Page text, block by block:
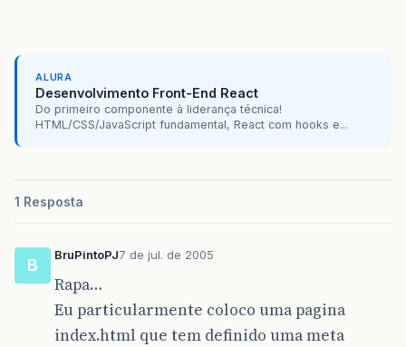
ALURA
Desenvolvimento Front-End React
Do primeiro componente à liderança técnica!
HTML/CSS/JavaScript fundamental, React com hooks e...
1 Resposta
B
BruPintoPJ7 de jul. de 2005
Rapa…
Eu particularmente coloco uma pagina
index.html que tem definido uma meta